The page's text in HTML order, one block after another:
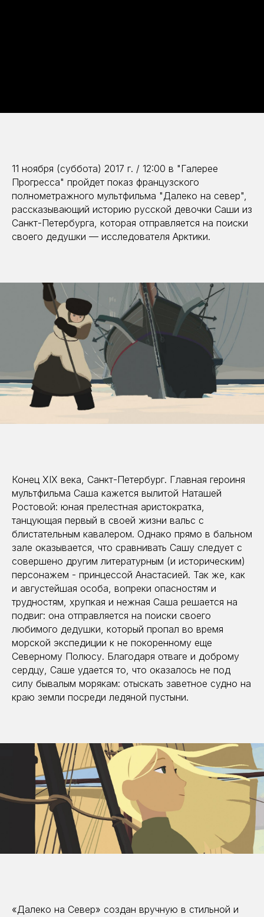
11 ноября (суббота) 2017 г. / 12:00 в "Галерее
Прогресса" пройдет показ французского
полнометражного мультфильма "Далеко на север",
рассказывающий историю русской девочки Саши из
Санкт-Петербурга, которая отправляется на поиски
своего дедушки — исследователя Арктики.
Конец XIX века, Санкт-Петербург. Главная героиня
мультфильма Саша кажется вылитой Наташей
Ростовой: юная прелестная аристократка,
танцующая первый в своей жизни вальс с
блистательным кавалером. Однако прямо в бальном
зале оказывается, что сравнивать Сашу следует с
совершено другим литературным (и историческим)
персонажем - принцессой Анастасией. Так же, как
и августейшая особа, вопреки опасностям и
трудностям, хрупкая и нежная Саша решается на
подвиг: она отправляется на поиски своего
любимого дедушки, который пропал во время
морской экспедиции к не покоренному еще
Северному Полюсу. Благодаря отваге и доброму
сердцу, Саше удается то, что оказалось не под
силу бывалым морякам: отыскать заветное судно на
краю земли посреди ледяной пустыни.
«Далеко на Север» создан вручную в стильной и